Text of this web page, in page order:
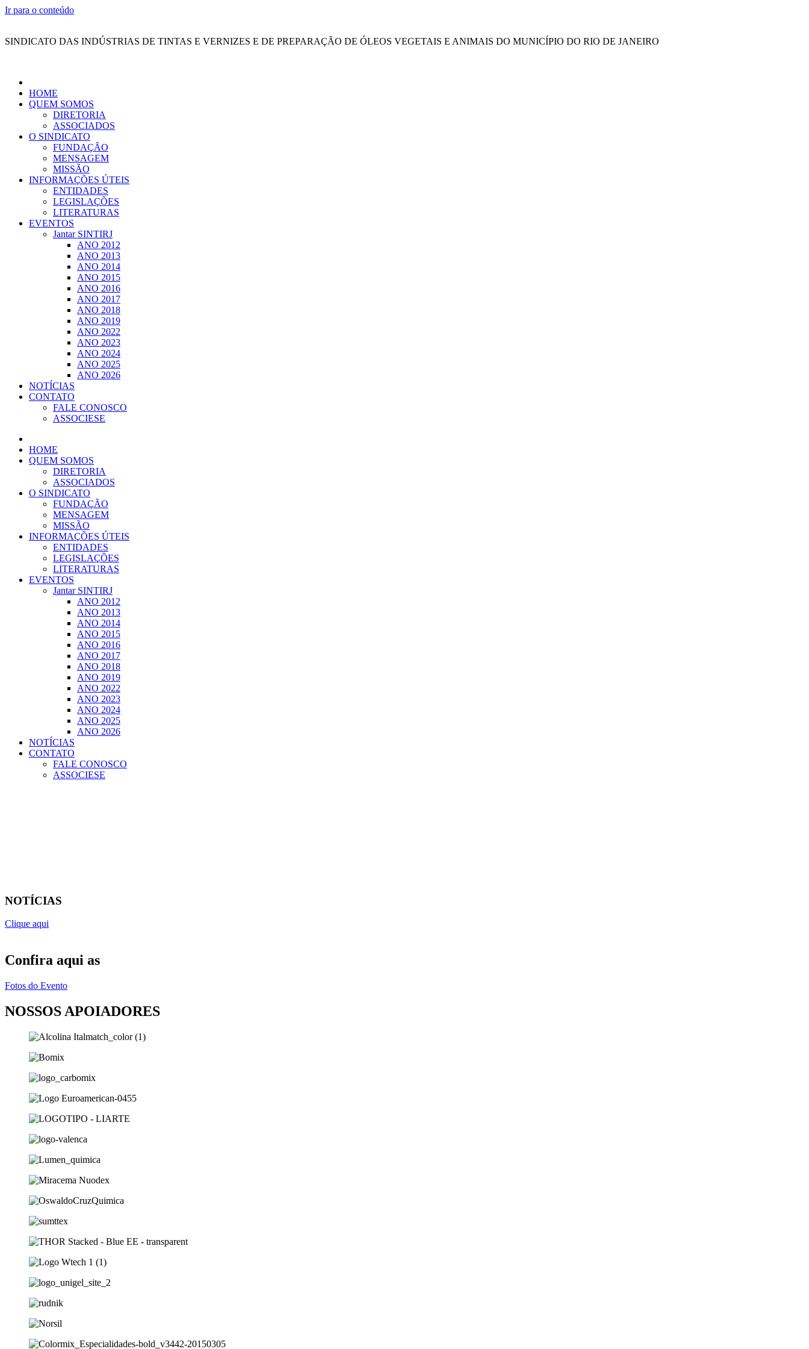
Ir para o conteúdo
SINDICATO DAS INDÚSTRIAS DE TINTAS E VERNIZES E DE PREPARAÇÃO DE ÓLEOS VEGETAIS E ANIMAIS DO MUNICÍPIO DO RIO DE JANEIRO
HOME
QUEM SOMOS
DIRETORIA
ASSOCIADOS
O SINDICATO
FUNDAÇÃO
MENSAGEM
MISSÃO
INFORMAÇÕES ÚTEIS
ENTIDADES
LEGISLAÇÕES
LITERATURAS
EVENTOS
Jantar SINTIRJ
ANO 2012
ANO 2013
ANO 2014
ANO 2015
ANO 2016
ANO 2017
ANO 2018
ANO 2019
ANO 2022
ANO 2023
ANO 2024
ANO 2025
ANO 2026
NOTÍCIAS
CONTATO
FALE CONOSCO
ASSOCIESE
HOME
QUEM SOMOS
DIRETORIA
ASSOCIADOS
O SINDICATO
FUNDAÇÃO
MENSAGEM
MISSÃO
INFORMAÇÕES ÚTEIS
ENTIDADES
LEGISLAÇÕES
LITERATURAS
EVENTOS
Jantar SINTIRJ
ANO 2012
ANO 2013
ANO 2014
ANO 2015
ANO 2016
ANO 2017
ANO 2018
ANO 2019
ANO 2022
ANO 2023
ANO 2024
ANO 2025
ANO 2026
NOTÍCIAS
CONTATO
FALE CONOSCO
ASSOCIESE
NOTÍCIAS
Clique aqui
Confira aqui as
Fotos do Evento
NOSSOS APOIADORES